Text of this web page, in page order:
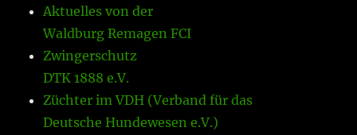
Aktuelles von der
Waldburg Remagen FCI
Zwingerschutz
DTK 1888 e.V.
Züchter im VDH (Verband für das
Deutsche Hundewesen e.V.)